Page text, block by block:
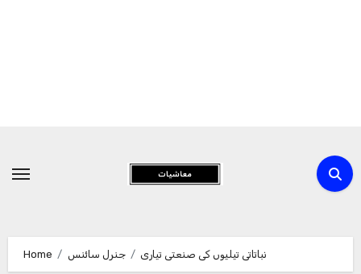
Content
Home جنرل سائنس نباتاتی تیلیوں کی صنعتی تیاری